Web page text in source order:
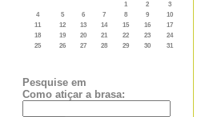
1
2
3
4
5 6 7 8 9
10
11
12 13 14 15 16
17
18
19 20 21 22 23
24
25
26 27 28 29 30 31
Pesquise em
Como atiçar a brasa: